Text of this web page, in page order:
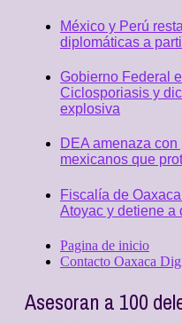
México y Perú
diplomáticas a
Gobierno Federal
Ciclosporiasis y
explosiva
DEA amenaza
mexicanos que
Fiscalía de
Atoyac y detiene a
Pagina de inicio
Contacto Oaxaca
Asesoran a 100